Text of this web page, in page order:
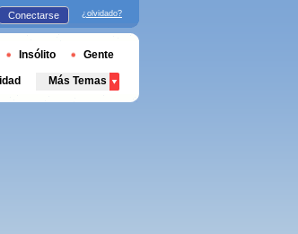
Conectarse ¿olvidado?
Insólito Gente
Más Temas